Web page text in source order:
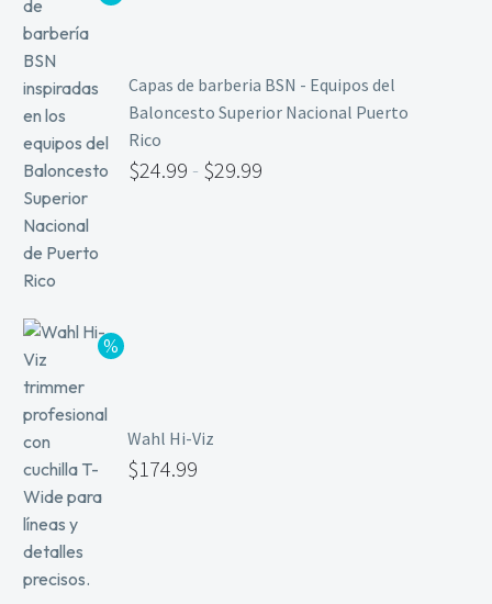
Capas de barberia BSN - Equipos del
Baloncesto Superior Nacional Puerto
Rico
$24.99 - $29.99
Wahl Hi-Viz
$174.99